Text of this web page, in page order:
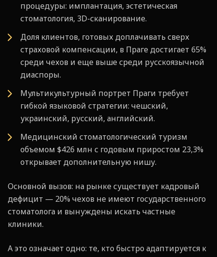
процедуры: имплантация, эстетическая
стоматология, 3D-сканирование.
Доля клиентов, готовых доплачивать сверх
страховой компенсации, в Праге достигает 65%
среди чехов и еще выше среди русскоязычной
диаспоры.
Мультикультурный портрет Праги требует
гибкой языковой стратегии: чешский,
украинский, русский, английский.
Медицинский стоматологический туризм
объемом $426 млн с годовым приростом 23,3%
открывает дополнительную нишу.
Основной вызов: на рынке существует кадровый
дефицит — 20% чехов не имеют государственного
стоматолога и вынуждены искать частные
клиники.
А это означает одно: те, кто быстро адаптируется к